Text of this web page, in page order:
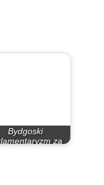
Bydgoski
za